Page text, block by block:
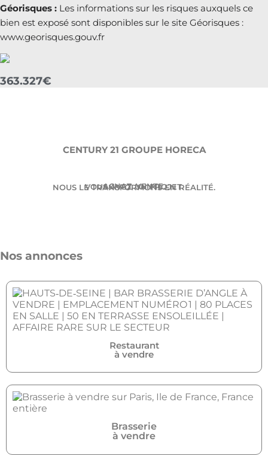
Géorisques : Les informations sur les risques auxquels ce
bien est exposé sont disponibles sur le site Géorisques :
www.georisques.gouv.fr
363.327€
CENTURY 21 GROUPE HORECA
ACHAT. VENTE.
VOUS AVEZ UN PROJET.
NOUS LE TRANSFORMONS EN RÉALITÉ.
Nos annonces
Restaurant
à vendre
Brasserie
à vendre